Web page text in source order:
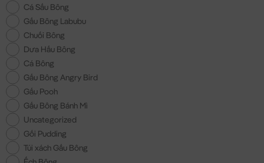
Cá Sấu Bông
Gấu Bông Labubu
Chuối Bông
Dưa Hấu Bông
Cá Bông
Gấu Bông Angry Bird
Gấu Pooh
Gấu Bông Bánh Mì
Uncategorized
Gối Pudding
Túi xách Gấu Bông